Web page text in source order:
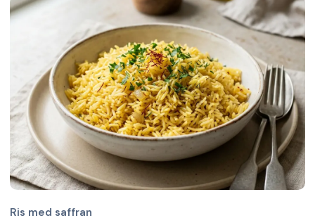
Ris med saffran